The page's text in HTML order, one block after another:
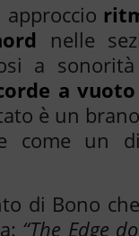
nelle
a
a vuoto
è un
come un
di Bono
“The Edge